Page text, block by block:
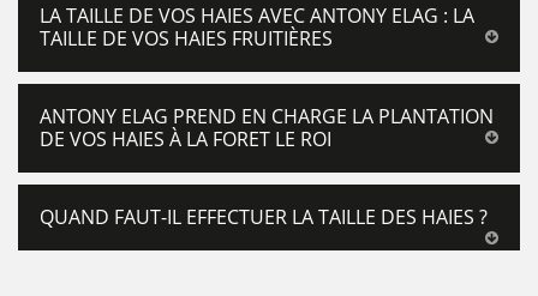
LA TAILLE DE VOS HAIES AVEC ANTONY ELAG : LA
TAILLE DE VOS HAIES FRUITIÈRES
ANTONY ELAG PREND EN CHARGE LA PLANTATION
DE VOS HAIES À LA FORET LE ROI
QUAND FAUT-IL EFFECTUER LA TAILLE DES HAIES ?